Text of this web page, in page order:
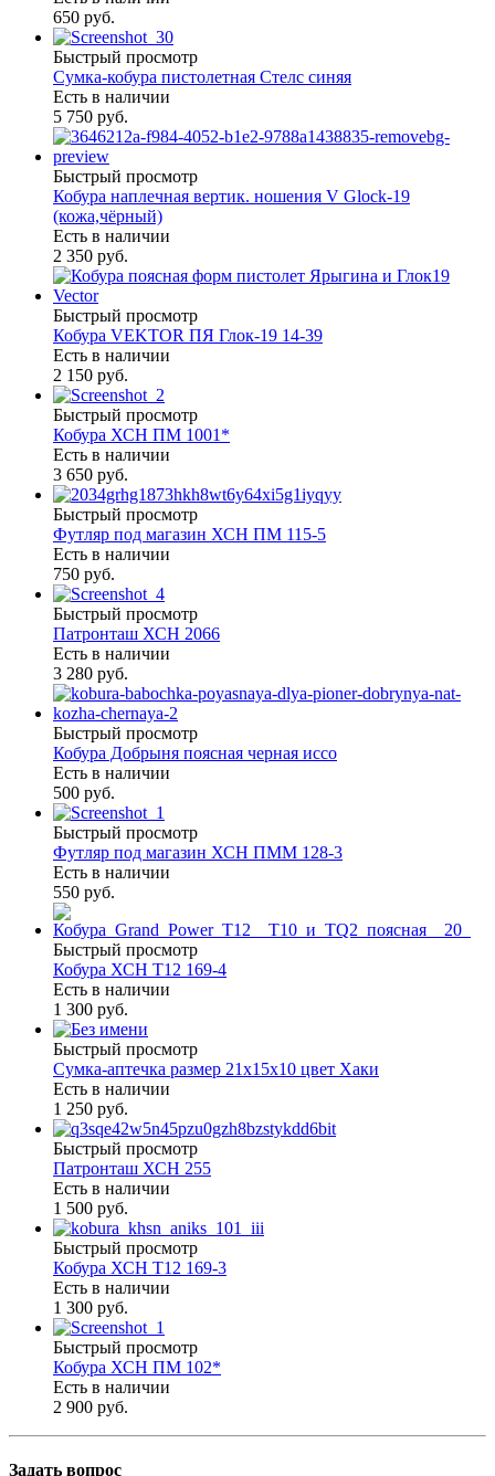
650 руб.
Быстрый просмотр
Сумка-кобура пистолетная Стелс синяя
Есть в наличии
5 750 руб.
Быстрый просмотр
Кобура наплечная вертик. ношения V Glock-19
(кожа,чёрный)
Есть в наличии
2 350 руб.
Быстрый просмотр
Кобура VEKTOR ПЯ Глок-19 14-39
Есть в наличии
2 150 руб.
Быстрый просмотр
Кобура ХСН ПМ 1001*
Есть в наличии
3 650 руб.
Быстрый просмотр
Футляр под магазин ХСН ПМ 115-5
Есть в наличии
750 руб.
Быстрый просмотр
Патронташ ХСН 2066
Есть в наличии
3 280 руб.
Быстрый просмотр
Кобура Добрыня поясная черная иссо
Есть в наличии
500 руб.
Быстрый просмотр
Футляр под магазин ХСН ПММ 128-3
Есть в наличии
550 руб.
Быстрый просмотр
Кобура ХСН Т12 169-4
Есть в наличии
1 300 руб.
Быстрый просмотр
Сумка-аптечка размер 21х15х10 цвет Хаки
Есть в наличии
1 250 руб.
Быстрый просмотр
Патронташ ХСН 255
Есть в наличии
1 500 руб.
Быстрый просмотр
Кобура ХСН Т12 169-3
Есть в наличии
1 300 руб.
Быстрый просмотр
Кобура ХСН ПМ 102*
Есть в наличии
2 900 руб.
Задать вопрос